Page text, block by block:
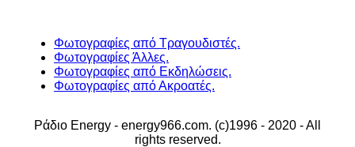
Φωτογραφίες από Τραγουδιστές.
Φωτογραφίες Άλλες.
Φωτογραφίες από Εκδηλώσεις.
Φωτογραφίες από Ακροατές.
Ράδιο Energy - energy966.com. (c)1996 - 2020 - All
rights reserved.